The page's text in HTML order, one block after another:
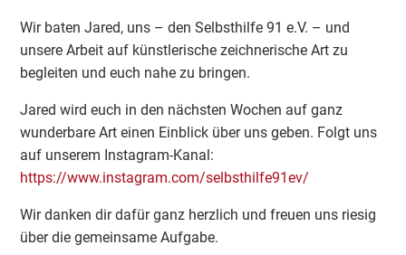
Wir baten Jared, uns – den Selbsthilfe 91 e.V. – und
unsere Arbeit auf künstlerische zeichnerische Art zu
begleiten und euch nahe zu bringen.
Jared wird euch in den nächsten Wochen auf ganz
wunderbare Art einen Einblick über uns geben. Folgt uns
auf unserem Instagram-Kanal:
https://www.instagram.com/selbsthilfe91ev/
Wirdanken dir dafür ganz herzlich und freuen uns riesig
über die gemeinsame Aufgabe.